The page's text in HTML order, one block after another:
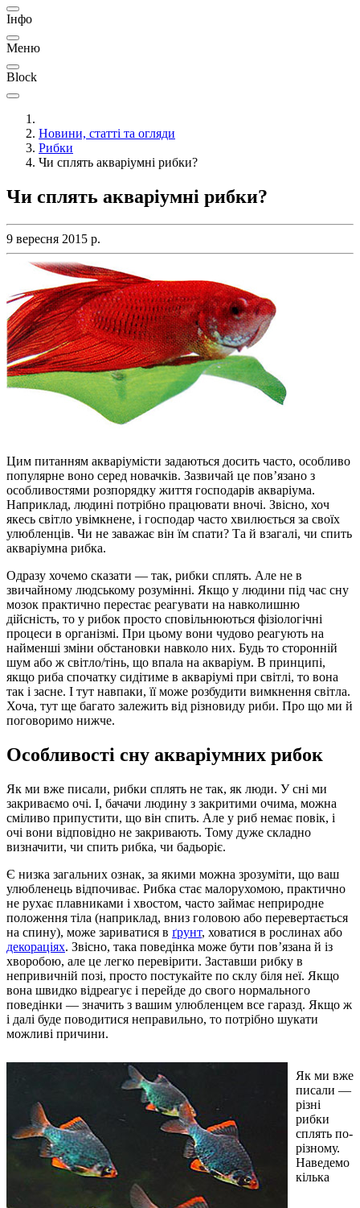
Інфо
Меню
Block
Новини, статті та огляди
Рибки
Чи сплять акваріумні рибки?
Чи сплять акваріумні рибки?
9 вересня 2015 р.
Цим питанням акваріумісти задаються досить часто, особливо
популярне воно серед новачків. Зазвичай це пов’язано з
особливостями розпорядку життя господарів акваріума.
Наприклад, людині потрібно працювати вночі. Звісно, хоч
якесь світло увімкнене, і господар часто хвилюється за своїх
улюбленців. Чи не заважає він їм спати? Та й взагалі, чи спить
акваріумна рибка.
Одразу хочемо сказати — так, рибки сплять. Але не в
звичайному людському розумінні. Якщо у людини під час сну
мозок практично перестає реагувати на навколишню
дійсність, то у рибок просто сповільнюються фізіологічні
процеси в організмі. При цьому вони чудово реагують на
найменші зміни обстановки навколо них. Будь то сторонній
шум або ж світло/тінь, що впала на акваріум. В принципі,
якщо риба спочатку сидітиме в акваріумі при світлі, то вона
так і засне. І тут навпаки, її може розбудити вимкнення світла.
Хоча, тут ще багато залежить від різновиду риби. Про що ми й
поговоримо нижче.
Особливості сну акваріумних рибок
Як ми вже писали, рибки сплять не так, як люди. У сні ми
закриваємо очі. І, бачачи людину з закритими очима, можна
сміливо припустити, що він спить. Але у риб немає повік, і
очі вони відповідно не закривають. Тому дуже складно
визначити, чи спить рибка, чи бадьоріє.
Є низка загальних ознак, за якими можна зрозуміти, що ваш
улюбленець відпочиває. Рибка стає малорухомою, практично
не рухає плавниками і хвостом, часто займає неприродне
положення тіла (наприклад, вниз головою або перевертається
на спину), може зариватися в ґрунт, ховатися в рослинах або
декораціях. Звісно, така поведінка може бути пов’язана й із
хворобою, але це легко перевірити. Заставши рибку в
непривичній позі, просто постукайте по склу біля неї. Якщо
вона швидко відреагує і перейде до свого нормального
поведінки — значить з вашим улюбленцем все гаразд. Якщо ж
і далі буде поводитися неправильно, то потрібно шукати
можливі причини.
Як ми вже
писали —
різні
рибки
сплять по-
різному.
Наведемо
кілька